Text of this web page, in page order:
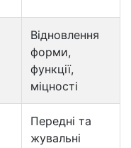
Відновлення
форми,
функції,
міцності
Передні та
жувальні